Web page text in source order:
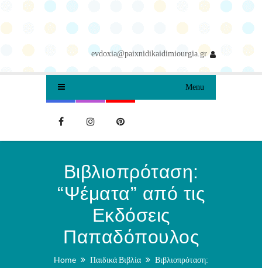
evdoxia@paixnidikaidimiourgia.gr
Menu
Βιβλιοπρόταση:
“Ψέματα” από τις
Εκδόσεις
Παπαδόπουλος
Home Παιδικά Βιβλία
Βιβλιοπρόταση: